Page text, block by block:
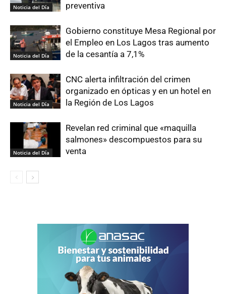
Noticia del Día
preventiva
Noticia del Día
Gobierno constituye Mesa Regional por
el Empleo en Los Lagos tras aumento
de la cesantía a 7,1%
Noticia del Día
CNC alerta infiltración del crimen
organizado en ópticas y en un hotel en
la Región de Los Lagos
Noticia del Día
Revelan red criminal que «maquilla
salmones» descompuestos para su
venta